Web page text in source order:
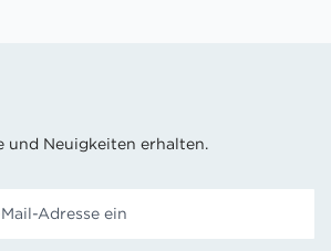
und Neuigkeiten erhalten.